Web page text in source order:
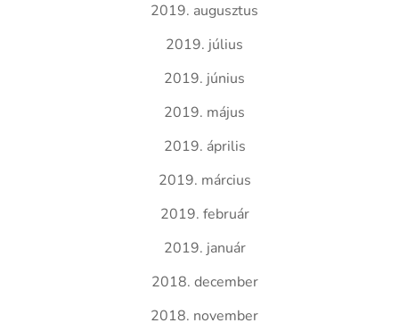
2019. augusztus
2019. július
2019. június
2019. május
2019. április
2019. március
2019. február
2019. január
2018. december
2018. november